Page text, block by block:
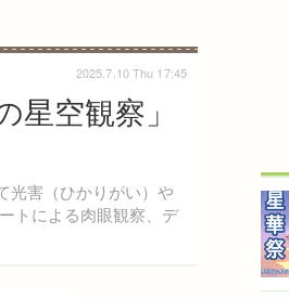
星空観察」
光害（ひかりがい）や
トによる肉眼観察、デ
2025.7.10 Thu 17:45